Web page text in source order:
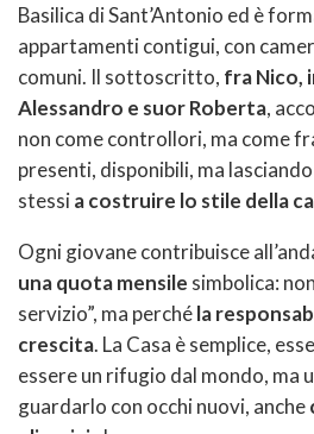
Basilica di Sant’Antonio ed è
appartamenti contigui, con
comuni. Il sottoscritto, fra Nico,
Alessandro e suor Roberta,
non come controllori, ma come
presenti, disponibili, ma
stessia costruire lo stile della
Ogni giovane contribuisce
una quota mensile simbolica:
servizio”, ma perchéla
crescita. La Casa è semplice,
essere un rifugio dal mondo, ma
guardarlo con occhi nuovi, anche